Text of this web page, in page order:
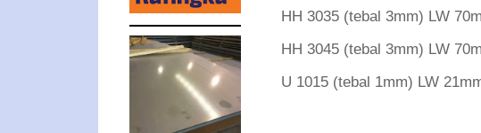
HH 3035 (tebal 3mm) LW
HH 3045 (tebal 3mm) LW
U 1015 (tebal 1mm) LW